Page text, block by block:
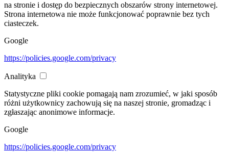
na stronie i dostęp do bezpiecznych obszarów strony internetowej.
Strona internetowa nie może funkcjonować poprawnie bez tych
ciasteczek.
Google
https://policies.google.com/privacy
Analityka
Statystyczne pliki cookie pomagają nam zrozumieć, w jaki sposób
różni użytkownicy zachowują się na naszej stronie, gromadząc i
zgłaszając anonimowe informacje.
Google
https://policies.google.com/privacy